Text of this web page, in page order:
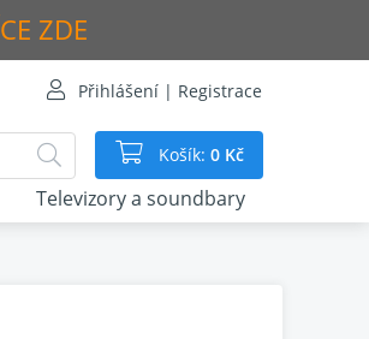
ZDE
Přihlášení | Registrace
Košík: 0 Kč
Televizory a soundbary